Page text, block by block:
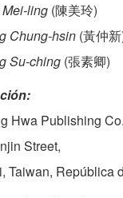
ling (陳美玲)
Chung-hsin (黃仲
Su-ching (張素卿)
Hwa Publishing Co.
Street,
Taiwan, República